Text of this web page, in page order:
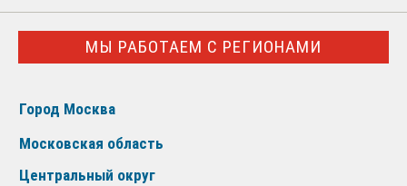
МЫ РАБОТАЕМ С РЕГИОНАМИ
Город Москва
Московская область
Центральный округ